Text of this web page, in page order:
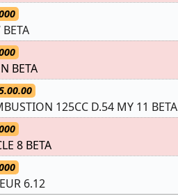
BETA
125CC D.54 MY 11 BETA
8 BETA
6.12